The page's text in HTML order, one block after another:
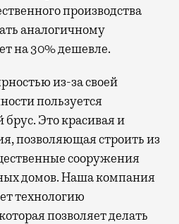
производства
аналогичному
на 30% дешевле.
из-за своей
пользуется
Это красивая и
позволяющая строить из
сооружения
домов. Наша компания
технологию
позволяет делать